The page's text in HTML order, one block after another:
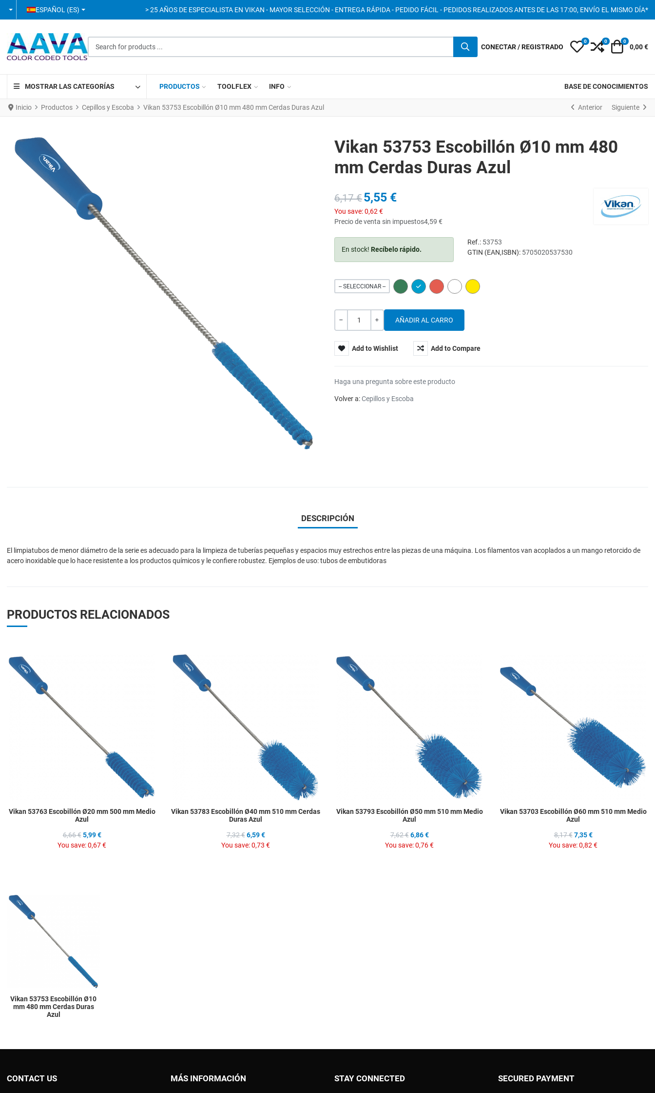
SELECCIONE SU IDIOMA
ESPAÑOL (ES) > 25 AÑOS DE ESPECIALISTA EN VIKAN - MAYOR SELECCIÓN - ENTREGA RÁPIDA - PEDIDO FÁCIL - PEDIDOS REALIZADOS ANTES DE LAS 17:00, ENVÍO EL MISMO DÍA*
CONECTAR / REGISTRADO My Wishlist
0 Compare
0 Carro
0
0,00 €
MOSTRAR LAS CATEGORÍAS PRODUCTOS TOOLFLEX INFO BASE DE CONOCIMIENTOS
Inicio Productos Cepillos y Escoba Vikan 53753 Escobillón Ø10 mm 480 mm Cerdas Duras Azul Anterior Siguiente
Vikan 53753 Escobillón Ø10 mm 480
mm Cerdas Duras Azul
6,17 €5,55 €
You save:0,62 €
Precio de venta sin impuestos4,59 €
En stock! Recíbelo rápido.
Ref.: 53753
GTIN (EAN,ISBN): 5705020537530
-- SELECCIONAR -- GREEN BLUE RED WHITE YELLOW
Cantidad
Add to Wishlist Add to Compare
Haga una pregunta sobre este producto
Volver a:Cepillos y Escoba
DESCRIPCIÓN
El limpiatubos de menor diámetro de la serie es adecuado para la limpieza de tuberías pequeñas y espacios muy estrechos entre las piezas de una máquina. Los filamentos van acoplados a un mango retorcido de
acero inoxidable que lo hace resistente a los productos químicos y le confiere robustez. Ejemplos de uso: tubos de embutidoras
PRODUCTOS RELACIONADOS
Add to Wishlist
Add to Compare
Vikan 53763 Escobillón Ø20 mm 500 mm Medio
Azul
6,66 € 5,99 €
You save:0,67 €
Add to Wishlist
Add to Compare
Vikan 53783 Escobillón Ø40 mm 510 mm Cerdas
Duras Azul
7,32 € 6,59 €
You save:0,73 €
Add to Compare
Vikan 53793 Escobillón Ø50 mm 510 mm Medio
Azul
7,62 € 6,86 €
You save:0,76 €
Vikan 53703 Escobillón Ø60 mm 510 mm Medio
Azul
8,17 € 7,35 €
You save:0,82 €
Vikan 53753 Escobillón Ø10
mm 480 mm Cerdas Duras
Azul
CONTACT US MÁS INFORMACIÓN STAY CONNECTED SECURED PAYMENT